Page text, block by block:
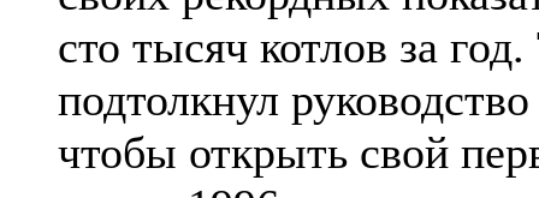
сто тысяч котлов за
подтолкнул
чтобы открыть свой